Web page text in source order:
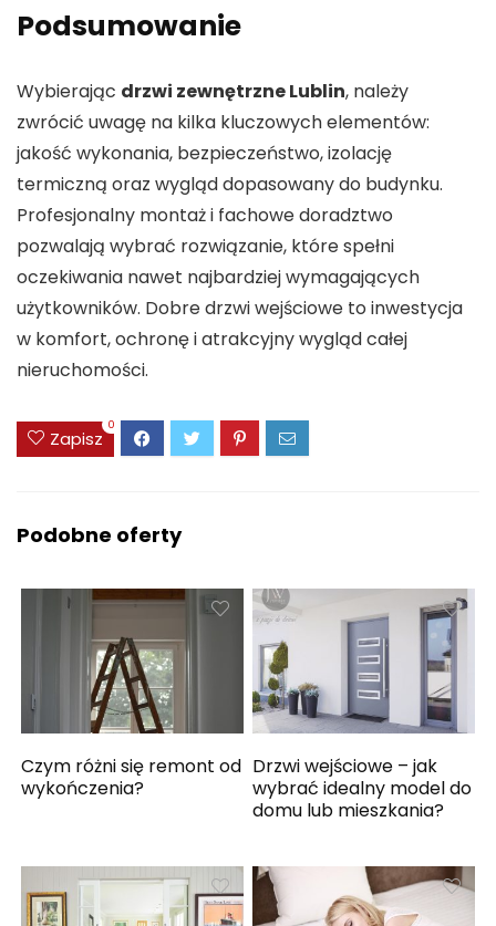
Podsumowanie
Wybierając drzwi zewnętrzne Lublin, należy
zwrócić uwagę na kilka kluczowych elementów:
jakość wykonania, bezpieczeństwo, izolację
termiczną oraz wygląd dopasowany do budynku.
Profesjonalny montaż i fachowe doradztwo
pozwalają wybrać rozwiązanie, które spełni
oczekiwania nawet najbardziej wymagających
użytkowników. Dobre drzwi wejściowe to inwestycja
w komfort, ochronę i atrakcyjny wygląd całej
nieruchomości.
Zapisz
0
Podobne oferty
Czym różni się remont od
wykończenia?
Drzwi wejściowe – jak
wybrać idealny model do
domu lub mieszkania?